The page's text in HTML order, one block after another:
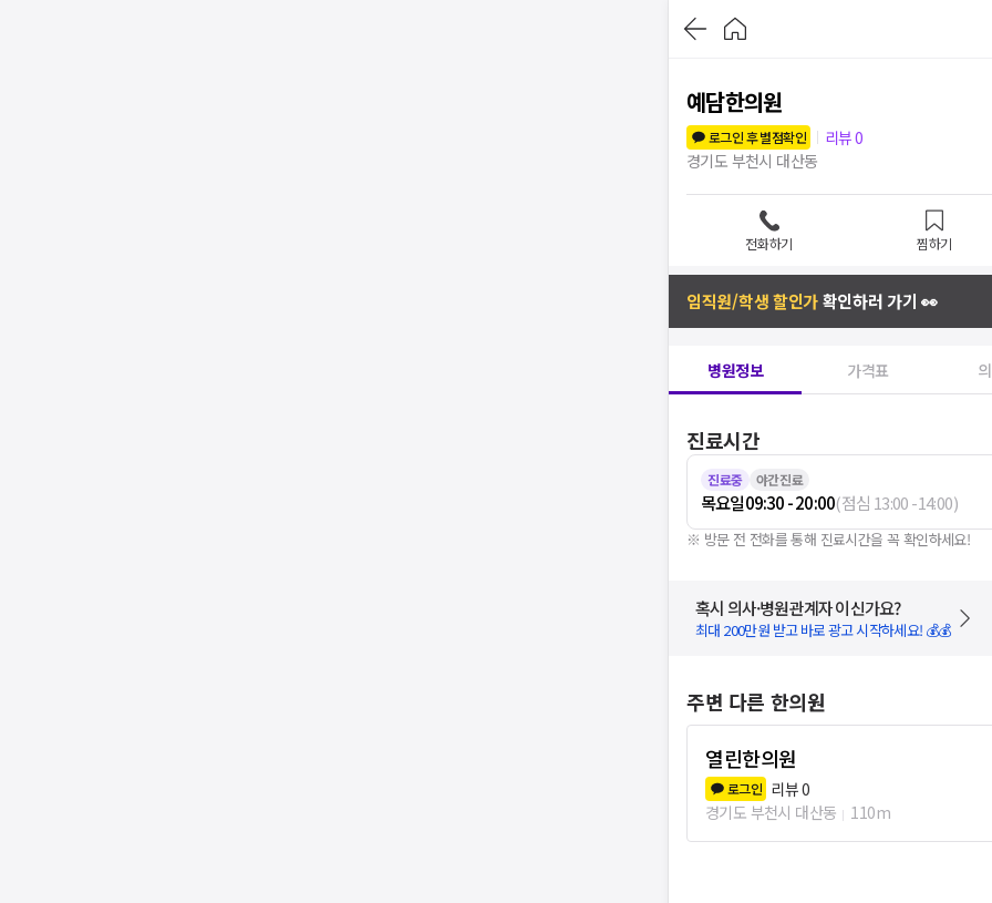
예담한의원
로그인 후 별점확인
리뷰0
경기도 부천시 대산동
전화하기 찜하기
임직원/학생 할인가확인하러 가기 👀
병원정보 가격표
진료시간
진료중 야간진료
목요일09:30 - 20:00(점심 13:00-14:00)
※ 방문 전 전화를 통해 진료시간을 꼭 확인하세요!
혹시 의사·병원관계자 이신가요?
최대 200만원 받고 바로 광고 시작하세요! 💰💰
주변 다른 한의원
열린한의원
로그인 리뷰0
경기도 부천시 대산동
110m